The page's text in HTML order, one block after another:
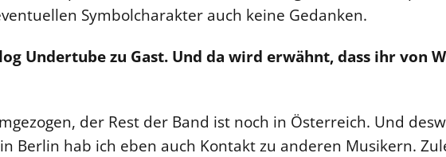
Symbolcharakter auch keine Gedanken.
Undertube zu Gast. Und da wird erwähnt, dass ihr von
der Rest der Band ist noch in Österreich. Und
Berlin hab ich eben auch Kontakt zu anderen Musikern.